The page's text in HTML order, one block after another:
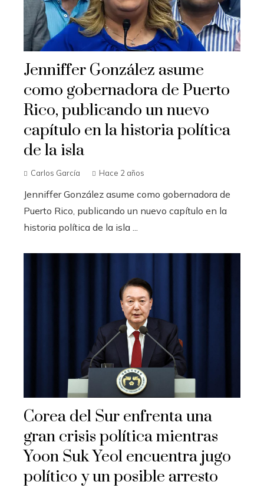
Jenniffer González asume
como gobernadora de Puerto
Rico, publicando un nuevo
capítulo en la historia política
de la isla
Carlos García Hace 2 años
Jenniffer González asume como gobernadora de
Puerto Rico, publicando un nuevo capítulo en la
historia política de la isla ...
Corea del Sur enfrenta una
gran crisis política mientras
Yoon Suk Yeol encuentra jugo
político y un posible arresto